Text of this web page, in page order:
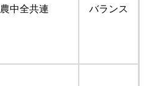
農中全共連 バランス